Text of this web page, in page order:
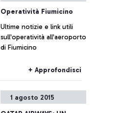
Operatività Fiumicino
Ultime notizie e link utili
sull'operatività all'aeroporto
di Fiumicino
+ Approfondisci
1 agosto 2015